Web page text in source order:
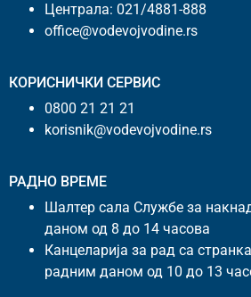
Централа: 021/4881-888
office@vodevojvodine.rs
КОРИСНИЧКИ СЕРВИС
0800 21 21 21
korisnik@vodevojvodine.rs
РАДНО ВРЕМЕ
Шалтер сала Службе за
даном од 8 до 14 часова
Канцеларија за рад са
радним даном од 10 до 13